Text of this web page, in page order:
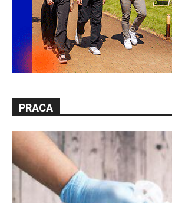
PRACA